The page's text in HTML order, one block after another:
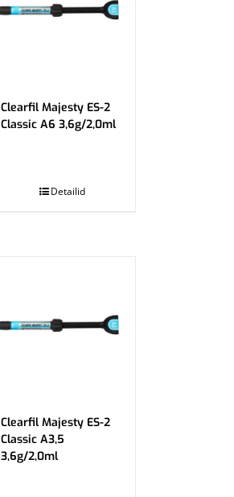
Clearfil Majesty ES-2
Classic A6 3,6g/2,0ml
Detailid
Clearfil Majesty ES-2
Classic A3,5
3,6g/2,0ml